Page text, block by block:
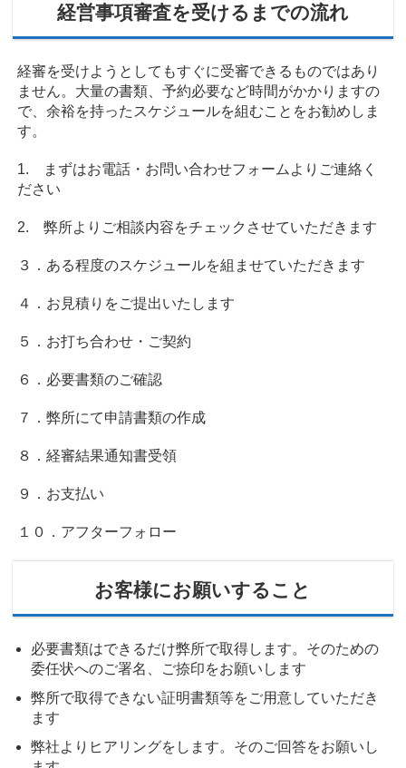
経営事項審査を受けるまでの流れ
経審を受けようとしてもすぐに受審できるものではあり
ません。大量の書類、予約必要など時間がかかりますの
で、余裕を持ったスケジュールを組むことをお勧めしま
す。
1. まずはお電話・お問い合わせフォームよりご連絡く
ださい
2. 弊所よりご相談内容をチェックさせていただきます
３．ある程度のスケジュールを組ませていただきます
４．お見積りをご提出いたします
５．お打ち合わせ・ご契約
６．必要書類のご確認
７．弊所にて申請書類の作成
８．経審結果通知書受領
９．お支払い
１０．アフターフォロー
お客様にお願いすること
必要書類はできるだけ弊所で取得します。そのための
委任状へのご署名、ご捺印をお願いします
弊所で取得できない証明書類等をご用意していただき
ます
弊社よりヒアリングをします。そのご回答をお願いし